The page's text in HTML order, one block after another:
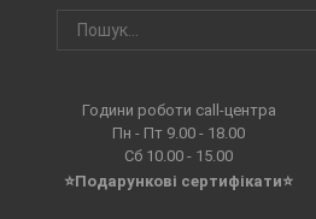
Години роботи call-центра
Пн - Пт 9.00 - 18.00
Сб 10.00 - 15.00
⭐Подарункові сертифікати⭐